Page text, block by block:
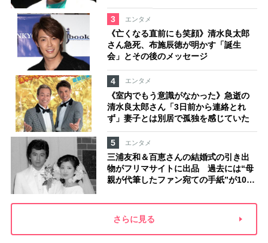
「順番が違う」
3
エンタメ
《亡くなる直前にも笑顔》清水良太郎
さん急死、布施辰徳が明かす「誕生
会」とその後のメッセージ
4 エンタメ
《室内でもう意識がなかった》急逝の
清水良太郎さん「3日前から連絡とれ
ず」妻子とは別居で孤独を感じていた
5 エンタメ
三浦友和＆百恵さんの結婚式の引き出
物がフリマサイトに出品 過去には“母
親が代筆したファン宛ての手紙”が10万
取引の実態
さらに見る